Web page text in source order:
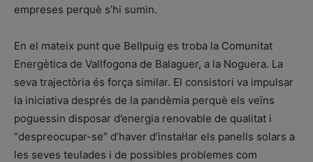
empreses perquè s’hi sumin.
En el mateix punt que Bellpuig es troba la Comunitat
Energètica de Vallfogona de Balaguer, a la Noguera. La
seva trajectòria és força similar. El consistori va impulsar
la iniciativa després de la pandèmia perquè els veïns
poguessin disposar d’energia renovable de qualitat i
“despreocupar-se” d’haver d’instal·lar els panells solars a
les seves teulades i de possibles problemes com